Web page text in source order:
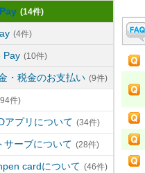
(14件)
(4件)
Pay (10件)
・税金のお支払い (9件)
件)
アプリについて (34件)
サーブについて (28件)
cardについて (46件)